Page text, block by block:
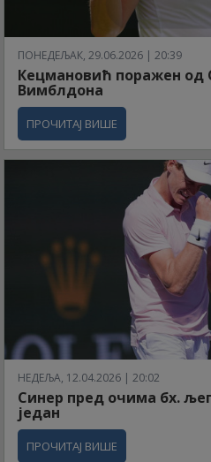
ПОНЕДЕЉАК, 29.06.2026 | 20:39
Кецмановић поражен од
Вимблдона
ПРОЧИТАЈ ВИШЕ
НЕДЕЉА, 12.04.2026 | 20:02
Синер пред очима бх.
један
ПРОЧИТАЈ ВИШЕ